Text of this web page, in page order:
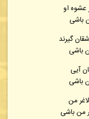
عشوه او
باشی
گیرند
باشی
آیی
باشی
من
من باشی